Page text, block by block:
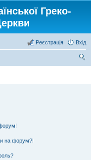
Греко-
Вхід
Реєстрація
на форум?!